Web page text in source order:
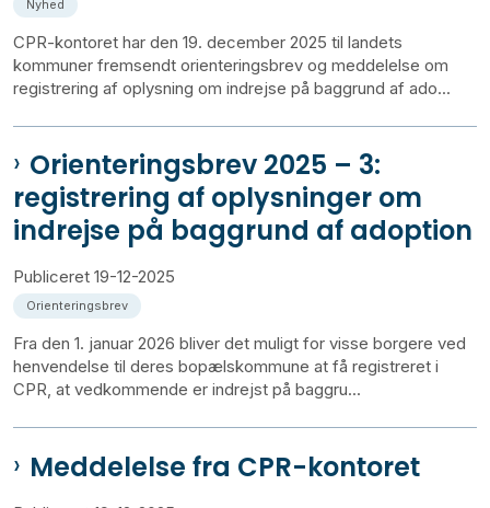
Nyhed
CPR-kontoret har den 19. december 2025 til landets
kommuner fremsendt orienteringsbrev og meddelelse om
registrering af oplysning om indrejse på baggrund af ado...
Orienteringsbrev 2025 – 3:
registrering af oplysninger om
indrejse på baggrund af adoption
Publiceret 19-12-2025
Orienteringsbrev
Fra den 1. januar 2026 bliver det muligt for visse borgere ved
henvendelse til deres bopælskommune at få registreret i
CPR, at vedkommende er indrejst på baggru...
Meddelelse fra CPR-kontoret